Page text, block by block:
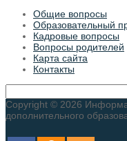
Общие вопросы
Образовательный
Кадровые вопросы
Вопросы родителей
Карта сайта
Контакты
Copyright © 2026
дополнительного